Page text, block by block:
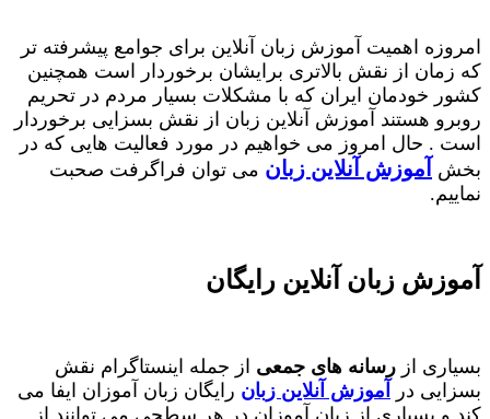
امروزه اهمیت آموزش زبان آنلاین برای جوامع پیشرفته تر
که زمان از نقش بالاتری برایشان برخوردار است همچنین
کشور خودمان ایران که با مشکلات بسیار مردم در تحریم
روبرو هستند آموزش آنلاین زبان از نقش بسزایی برخوردار
است . حال امروز می خواهیم در مورد فعالیت هایی که در
بخش
آموزش آنلاین زبان می توان فراگرفت صحبت
نماییم.
آموزش زبان آنلاین رایگان
بسیاری از رسانه های جمعی از جمله اینستاگرام نقش
بسزایی در
آموزش آنلاین زبان رایگان زبان آموزان ایفا می
کند و بسیاری از زبان آموزان در هر سطحی می توانند از